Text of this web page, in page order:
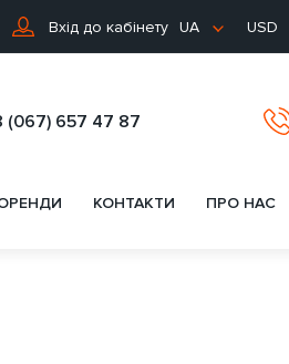
Вхід до кабінету UA USD
(067) 657 47 87
КОНТАКТИ ПРО НАС